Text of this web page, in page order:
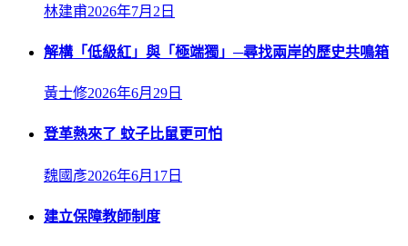
林建甫2026年7月2日
解構「低級紅」與「極端獨」─尋找兩岸的歷史共鳴箱
黃士修2026年6月29日
登革熱來了 蚊子比鼠更可怕
魏國彥2026年6月17日
建立保障教師制度